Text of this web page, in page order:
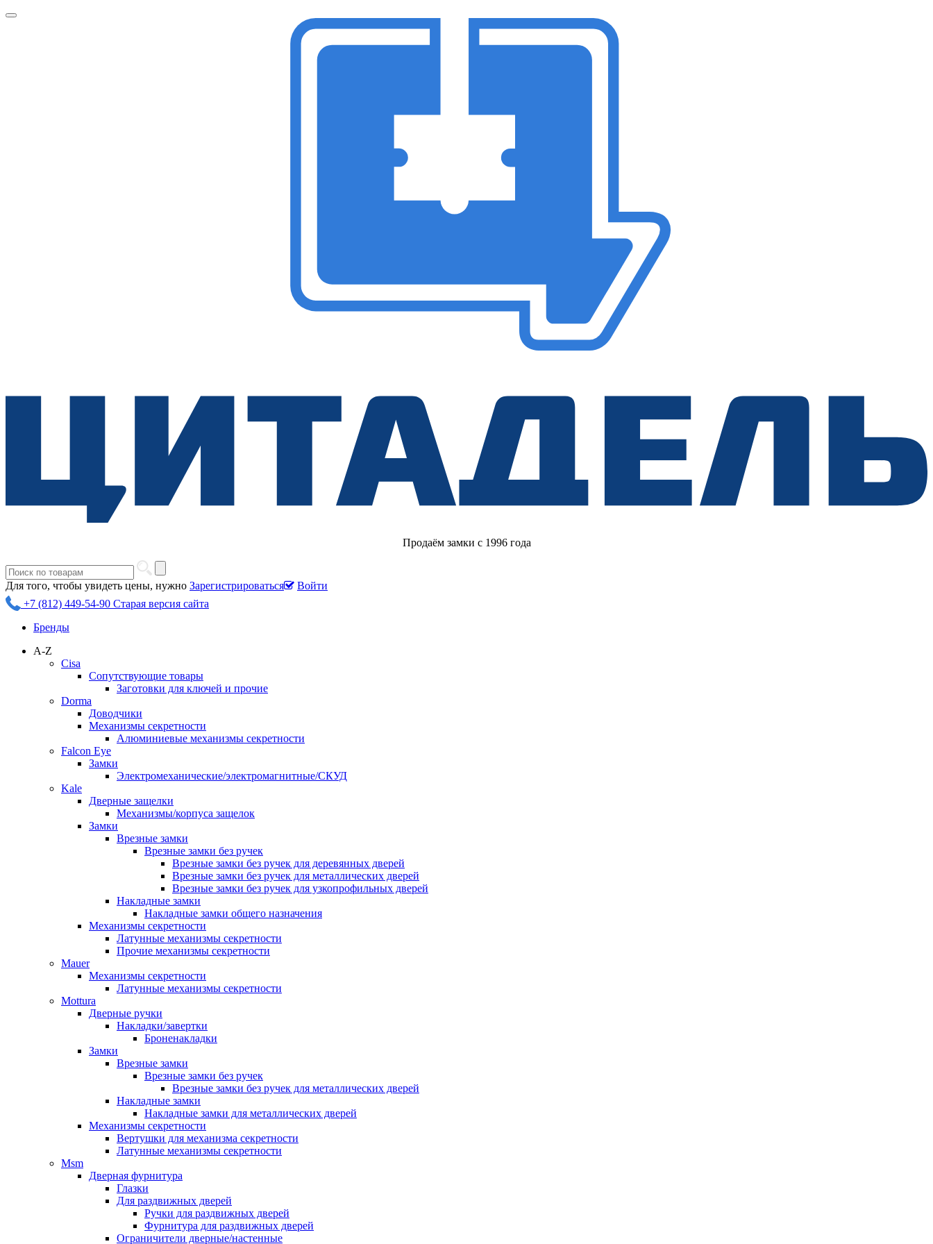
Продаём замки с 1996 года
Для того, чтобы увидеть цены, нужно Зарегистрироваться
Войти
+7 (812) 449-54-90 Старая версия сайта
Бренды
A-Z
Cisa
Сопутствующие товары
Заготовки для ключей и прочие
Dorma
Доводчики
Механизмы секретности
Алюминиевые механизмы секретности
Falcon Eye
Замки
Электромеханические/электромагнитные/СКУД
Kale
Дверные защелки
Механизмы/корпуса защелок
Замки
Врезные замки
Врезные замки без ручек
Врезные замки без ручек для деревянных дверей
Врезные замки без ручек для металлических дверей
Врезные замки без ручек для узкопрофильных дверей
Накладные замки
Накладные замки общего назначения
Механизмы секретности
Латунные механизмы секретности
Прочие механизмы секретности
Mauer
Механизмы секретности
Латунные механизмы секретности
Mottura
Дверные ручки
Накладки/завертки
Броненакладки
Замки
Врезные замки
Врезные замки без ручек
Врезные замки без ручек для металлических дверей
Накладные замки
Накладные замки для металлических дверей
Механизмы секретности
Вертушки для механизма секретности
Латунные механизмы секретности
Msm
Дверная фурнитура
Глазки
Для раздвижных дверей
Ручки для раздвижных дверей
Фурнитура для раздвижных дверей
Ограничители дверные/настенные